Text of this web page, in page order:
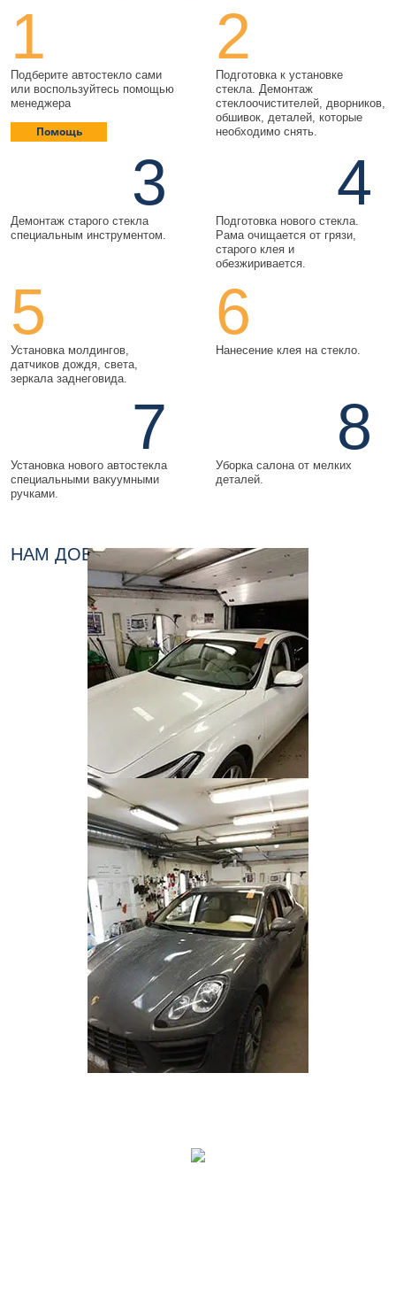
1
Подберите автостекло сами
или воспользуйтесь помощью
менеджера
Помощь
2
Подготовка к установке
стекла. Демонтаж
стеклоочистителей, дворников,
обшивок, деталей, которые
необходимо снять.
3
Демонтаж старого стекла
специальным инструментом.
4
Подготовка нового стекла.
Рама очищается от грязи,
старого клея и
обезжиривается.
5
Установка молдингов,
датчиков дождя, света,
зеркала заднеговида.
6
Нанесение клея на стекло.
7
Установка нового автостекла
специальными вакуумными
ручками.
8
Уборка салона от мелких
деталей.
НАМ ДОВЕРЯЮТ